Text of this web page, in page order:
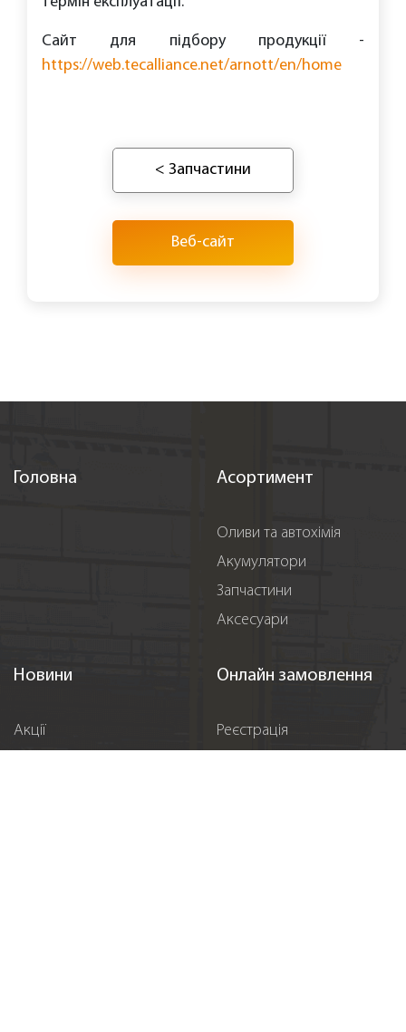
Сайт для підбору продукції -
https://web.tecalliance.net/arnott/en/home
< Запчастини
Веб-сайт
Головна Асортимент
Оливи та автохімія
Акумулятори
Запчастини
Аксесуари
Новини
Акції
Онлайн замовлення
Реєстрація